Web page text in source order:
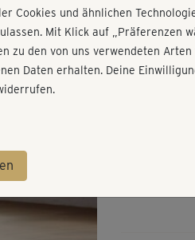
P
Gut erklärt-
Cookies und ähnlichen
Mit Klick auf „Präferenzen
zu den von uns verwendeten Arten
Daten erhalten. Deine